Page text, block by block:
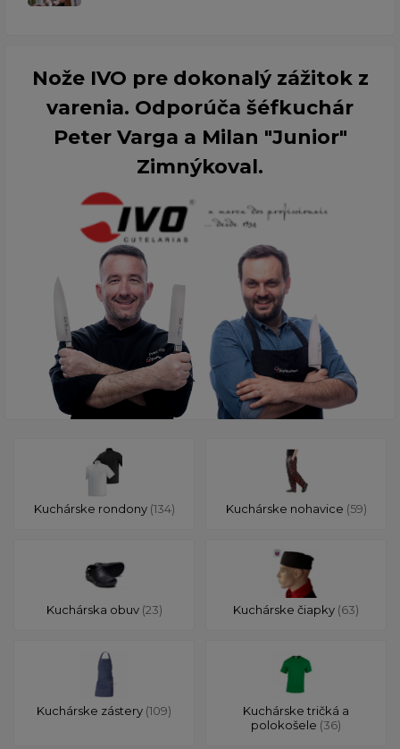
Nože IVO pre dokonalý zážitok z
varenia. Odporúča šéfkuchár
Peter Varga a Milan "Junior"
Zimnýkoval.
Kuchárske rondony (134) Kuchárske nohavice (59)
Kuchárska obuv (23) Kuchárske čiapky (63)
Kuchárske zástery (109)
Kuchárske tričká a
polokošele (36)